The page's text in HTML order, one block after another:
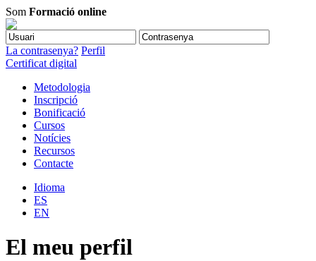
Som Formació online
La contrasenya? Perfil
Certificat digital
Metodologia
Inscripció
Bonificació
Cursos
Notícies
Recursos
Contacte
Idioma
ES
EN
El meu perfil